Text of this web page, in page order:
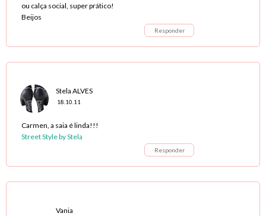
ou calça social, super prático!
Beijos
Responder
Stela ALVES
18.10.11
Carmen, a saia é linda!!!
Street Style by Stela
Responder
Vania